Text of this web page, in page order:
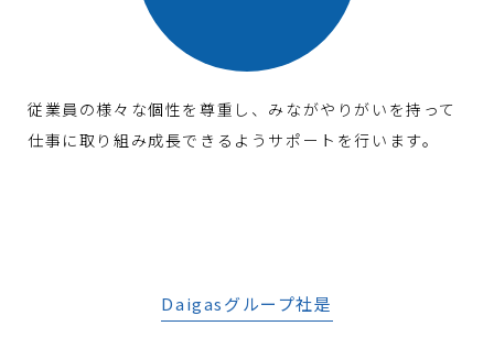
従業員の様々な個性を尊重し、みながやりがいを持って
仕事に取り組み成長できるようサポートを行います。
Daigasグループ社是